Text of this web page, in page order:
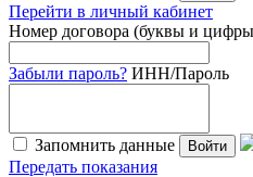
Перейти в личный кабинет
Номер договора (буквы и
Забыли пароль? ИНН/Пароль
Запомнить данные Войти
Передать показания